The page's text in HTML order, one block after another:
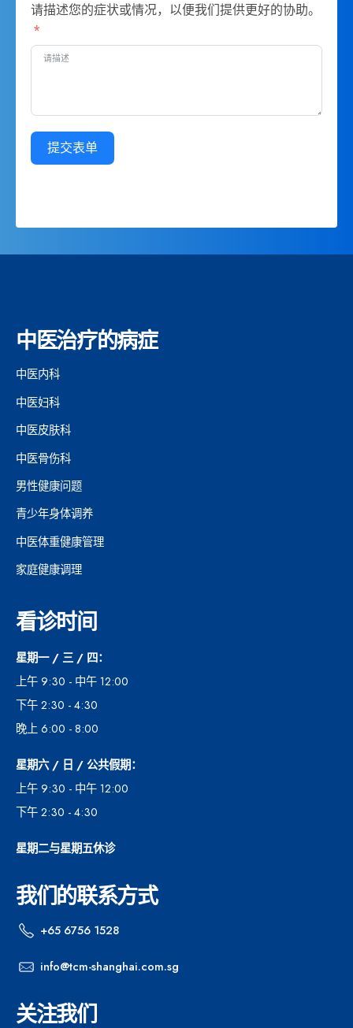
请描述您的症状或情况，以便我们提供更好的协助。
提交表单
中医治疗的病症
中医内科
中医妇科
中医皮肤科
中医骨伤科
男性健康问题
青少年身体调养
中医体重健康管理
家庭健康调理
看诊时间
星期一 / 三 / 四：
上午 9:30 - 中午 12:00
下午 2:30 - 4:30
晚上 6:00 - 8:00
星期六 / 日 / 公共假期：
上午 9:30 - 中午 12:00
下午 2:30 - 4:30
星期二与星期五休诊
我们的联系方式
+65 6756 1528
info@tcm-shanghai.com.sg
关注我们